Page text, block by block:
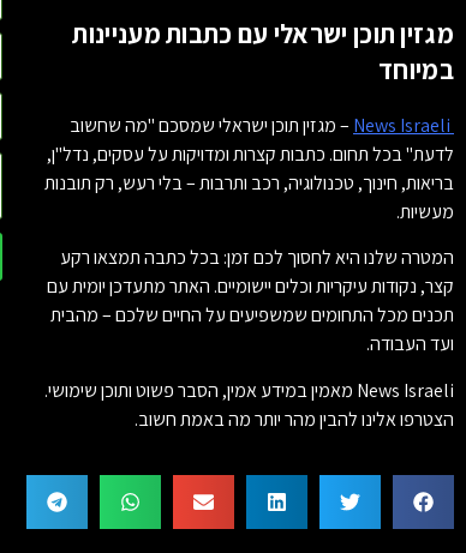
מגזין תוכן ישראלי עם כתבות מעניינות
במיוחד
– מגזין תוכן ישראלי שמסכם "מה שחשוב
לדעת" בכל תחום. כתבות קצרות ומדויקות על עסקים, נדל"ן,
בריאות, חינוך, טכנולוגיה, רכב ותרבות – בלי רעש, רק תובנות
מעשיות.
המטרה שלנו היא לחסוך לכם זמן: בכל כתבה תמצאו רקע
קצר, נקודות עיקריות וכלים יישומיים. האתר מתעדכן יומית עם
תכנים מכל התחומים שמשפיעים על החיים שלכם – מהבית
ועד העבודה.
News Israeli מאמין במידע אמין, הסבר פשוט ותוכן שימושי.
הצטרפו אלינו להבין מהר יותר מה באמת חשוב.